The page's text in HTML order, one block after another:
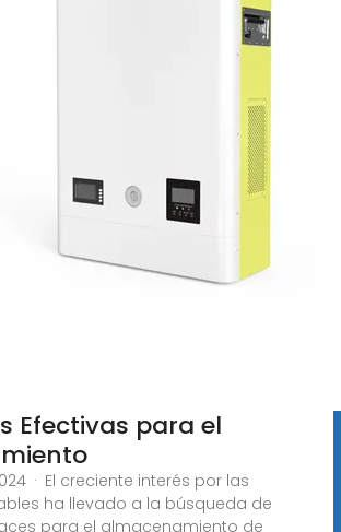
Efectivas para el
· El creciente interés por las
ha llevado a la búsqueda de
para el almacenamiento de